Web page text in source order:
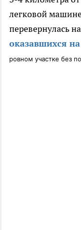
легковой
перевернулась
оказавшихся
ровном участке без